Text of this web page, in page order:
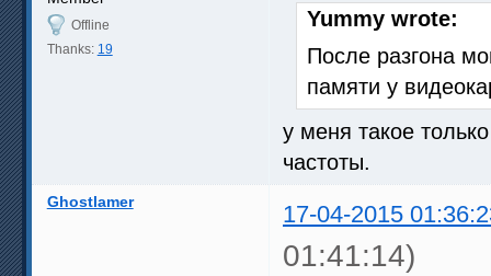
Offline
Thanks: 19
Yummy wrote:
После разгона
памяти у
у меня такое
частоты.
Ghostlamer 17-04-2015
01:41:14)